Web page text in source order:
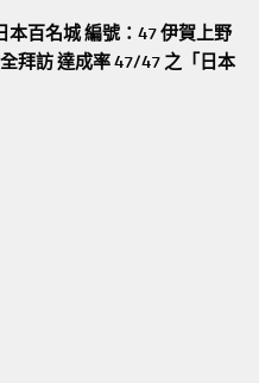
百名城 編號：47 伊賀上野
拜訪達成率 47/47 之「日本